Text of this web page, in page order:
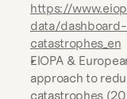
https://
data/
catastrophes_en
EIOPA &
approach to